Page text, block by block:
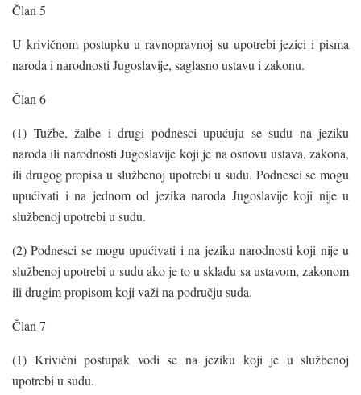
Član 5
U krivičnom postupku u ravnopravnoj su upotrebi jezici i pisma
naroda i narodnosti Jugoslavije, saglasno ustavu i zakonu.
Član 6
(1) Tužbe, žalbe i drugi podnesci upućuju se sudu na jeziku
naroda ili narodnosti Jugoslavije koji je na osnovu ustava, zakona,
ili drugog propisa u službenoj upotrebi u sudu. Podnesci se mogu
upućivati i na jednom od jezika naroda Jugoslavije koji nije u
službenoj upotrebi u sudu.
(2) Podnesci se mogu upućivati i na jeziku narodnosti koji nije u
službenoj upotrebi u sudu ako je to u skladu sa ustavom, zakonom
ili drugim propisom koji važi na području suda.
Član 7
(1) Krivični postupak vodi se na jeziku koji je u službenoj
upotrebi u sudu.